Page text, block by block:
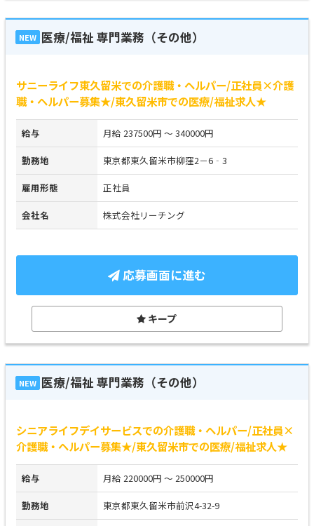
NEW 医療/福祉 専門業務（その他）
サニーライフ東久留米での介護職・ヘルパー/正社員×介護
職・ヘルパー募集★/東久留米市での医療/福祉求人★
給与 月給 237500円 ～ 340000円
勤務地 東京都東久留米市柳窪2－6‐3
雇用形態 正社員
会社名 株式会社リーチング
応募画面に進む
キープ
NEW 医療/福祉 専門業務（その他）
シニアライフデイサービスでの介護職・ヘルパー/正社員×
介護職・ヘルパー募集★/東久留米市での医療/福祉求人★
給与 月給 220000円 ～ 250000円
勤務地 東京都東久留米市前沢4-32-9